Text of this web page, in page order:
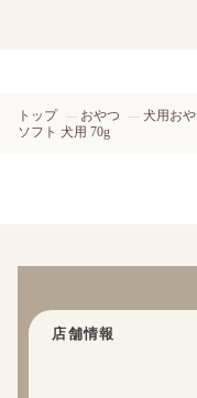
トップ おやつ 犬用お
ソフト 犬用 70g
店舗情報